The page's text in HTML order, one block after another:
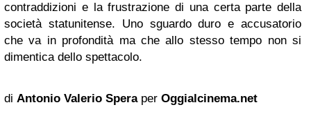
contraddizioni e la frustrazione di una certa parte della
società statunitense. Uno sguardo duro e accusatorio
che va in profondità ma che allo stesso tempo non si
dimentica dello spettacolo.
di Antonio Valerio Speraper Oggialcinema.net